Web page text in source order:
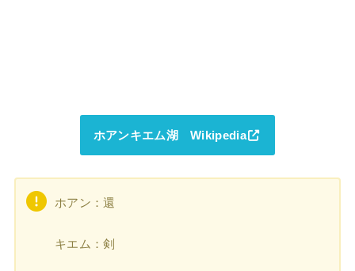
ホアンキエム湖 Wikipedia
ホアン：還
キエム：剣